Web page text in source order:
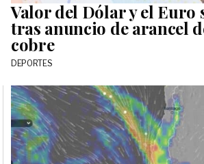
Valor del Dólar y el Euro
tras anuncio de arancel
cobre
DEPORTES